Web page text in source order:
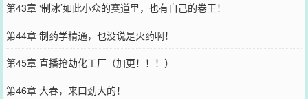
第43章 ‘制冰’如此小众的赛道里，也有自己的卷王！
第44章 制药学精通，也没说是火药啊！
第45章 直播抢劫化工厂（加更！！！）
第46章 大春，来口劲大的！